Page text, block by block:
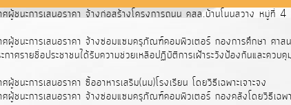
ศผู้ชนะการเสนอราคา จ้างก่อสร้างโครงการถนน คสล.บ้านโนนสวาง หมู่
ศผู้ชนะการเสนอราคา จ้างซ่อมแซมครุภัณฑ์คอมพิวเตอร์ กองการศึกษา ศาส
าศรายชื่อประชาชนได้รับความช่วยเหลือปฏิบัติการเฝ้าระวังป้องกันและคว
ชนะการเสนอราคา ซื้ออาหารเสริม(นม)โรงเรียน โดยวิธีเฉพาะเจาะจง
ผู้ชนะการเสนอราคา จ้างซ่อมแซมครุภัณฑ์คอมพิวเตอร์ กองคลังโดยวิธีเฉพา